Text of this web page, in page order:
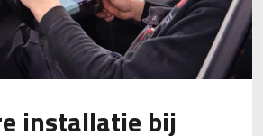
installatie bij